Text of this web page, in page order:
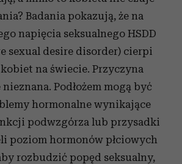
witrynie. Informacje o tym, jak
witryny, udostępniamy partnerom
te informacje z innymi danymi
lub uzyskanymi podczas
Badania pokazują, że na
napięcia seksualnego HSDD
sexual desire disorder) cierpi
na świecie. Przyczyna
Podłożem mogą być
hormonalne wynikające
podwzgórza lub przysadki
poziom hormonów płciowych
rozbudzić popęd seksualny,